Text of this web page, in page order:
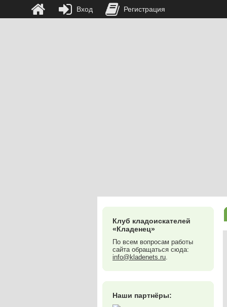
Клуб кладоискателей
«Кладенец»
По всем вопросам работы
сайта обращаться сюда:
info@kladenets.ru.
Наши партнёры:
Вход Регистрация